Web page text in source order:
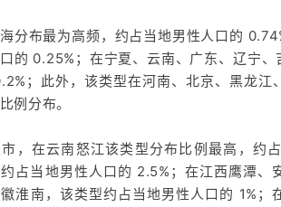
分布最为高频，约占当地男性人口的
的 0.25%；在宁夏、云南、广东、辽宁
；此外，该类型在河南、北京、黑龙
例分布。
，在云南怒江该类型分布比例最高，约
占当地男性人口的 2.5%；在江西鹰潭、
淮南，该类型约占当地男性人口的 1%